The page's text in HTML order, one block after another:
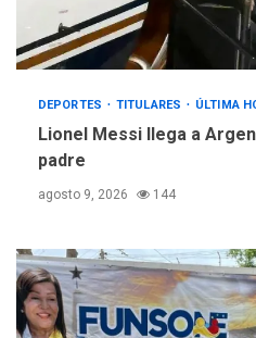
DEPORTES TITULARES ÚLTIMA
Lionel Messi llega a
padre
agosto 9, 2026 144